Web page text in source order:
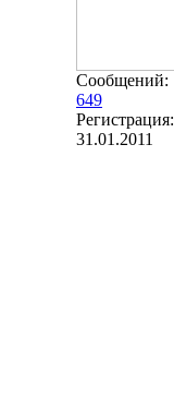
Сообщений:
649
Регистрация:
31.01.2011